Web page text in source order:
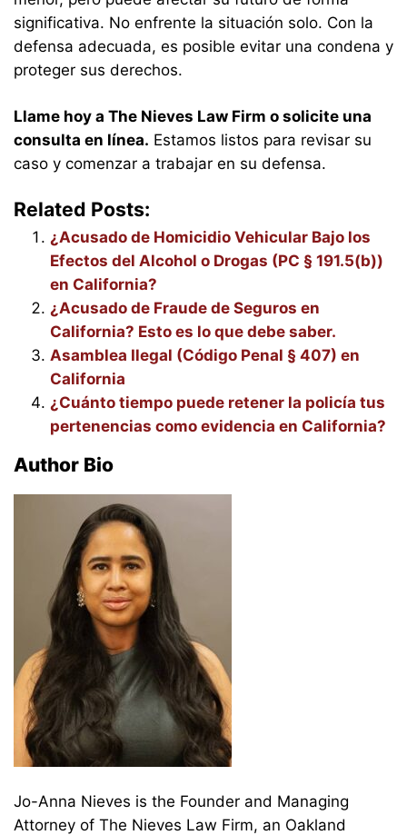
significativa. No enfrente la situación solo. Con la
defensa adecuada, es posible evitar una condena y
proteger sus derechos.
Llame hoy a The Nieves Law Firm o solicite una
consulta en línea. Estamos listos para revisar su
caso y comenzar a trabajar en su defensa.
Related Posts:
¿Acusado de Homicidio Vehicular Bajo los
Efectos del Alcohol o Drogas (PC § 191.5(b))
en California?
¿Acusado de Fraude de Seguros en
California? Esto es lo que debe saber.
Asamblea Ilegal (Código Penal § 407) en
California
¿Cuánto tiempo puede retener la policía tus
pertenencias como evidencia en California?
Author Bio
Jo-Anna Nieves is the Founder and Managing
Attorney of The Nieves Law Firm, an Oakland